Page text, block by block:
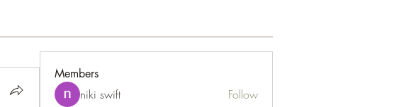
Members
niki swift
Follow